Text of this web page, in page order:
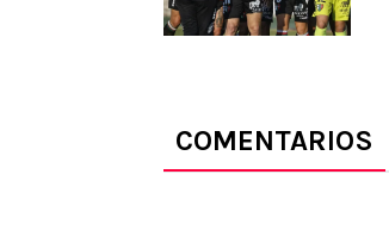
COMENTARIOS